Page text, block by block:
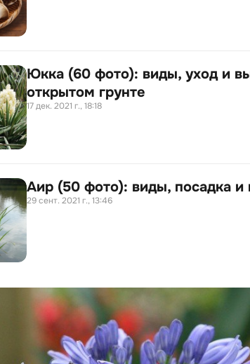
Юкка (60 фото): виды, уход и
открытом грунте
17 дек. 2021 г., 18:18
Аир (50 фото): виды, посадка
29 сент. 2021 г., 13:46